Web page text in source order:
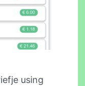
using